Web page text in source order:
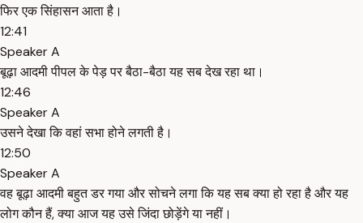
फिर एक सिंहासन आता है।
12:41
Speaker A
बूढ़ा आदमी पीपल के पेड़ पर बैठा-बैठा यह सब देख रहा था।
12:46
Speaker A
उसने देखा कि वहां सभा होने लगती है।
12:50
Speaker A
वह बूढ़ा आदमी बहुत डर गया और सोचने लगा कि यह सब क्या हो रहा है और यह
लोग कौन हैं, क्या आज यह उसे जिंदा छोड़ेंगे या नहीं।